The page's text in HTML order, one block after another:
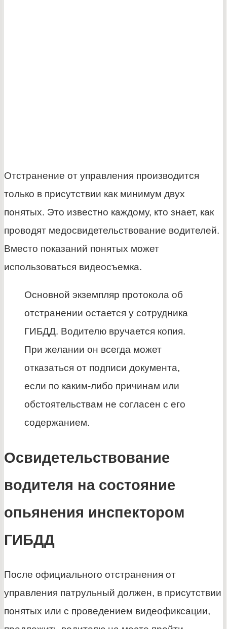
Отстранение от управления производится
только в присутствии как минимум двух
понятых. Это известно каждому, кто знает, как
проводят медосвидетельствование водителей.
Вместо показаний понятых может
использоваться видеосъемка.
Основной экземпляр протокола об
отстранении остается у сотрудника
ГИБДД. Водителю вручается копия.
При желании он всегда может
отказаться от подписи документа,
если по каким-либо причинам или
обстоятельствам не согласен с его
содержанием.
Освидетельствование
водителя на состояние
опьянения инспектором
ГИБДД
После официального отстранения от
управления патрульный должен, в присутствии
понятых или с проведением видеофиксации,